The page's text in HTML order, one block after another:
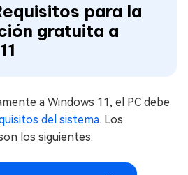
para la
gratuita a
a Windows 11, el PC debe
del sistema. Los
los siguientes: